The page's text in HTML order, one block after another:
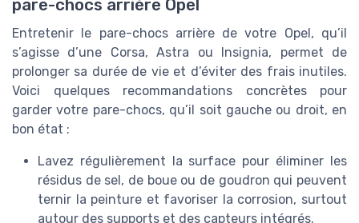
pare-chocs arrière Opel
Entretenir le pare-chocs arrière de votre Opel, qu’il
s’agisse d’une Corsa, Astra ou Insignia, permet de
prolonger sa durée de vie et d’éviter des frais inutiles.
Voici quelques recommandations concrètes pour
garder votre pare-chocs, qu’il soit gauche ou droit, en
bon état :
Lavez régulièrement la surface pour éliminer les
résidus de sel, de boue ou de goudron qui peuvent
ternir la peinture et favoriser la corrosion, surtout
autour des supports et des capteurs intégrés.